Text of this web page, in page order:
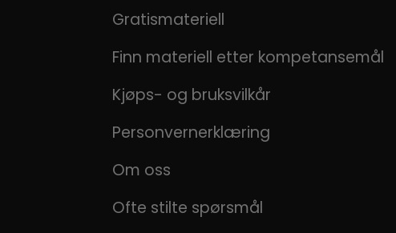
Gratismateriell
Finn materiell etter kompetansemål
Kjøps- og bruksvilkår
Personvernerklæring
Om oss
Ofte stilte spørsmål